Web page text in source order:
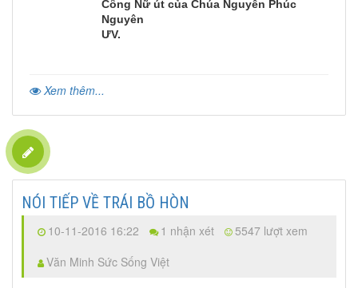
Công Nữ út của Chúa Nguyễn Phúc
Nguyên
ƯV.
Xem thêm...
NÓI TIẾP VỀ TRÁI BỒ HÒN
10-11-2016 16:22 1 nhận xét
5547 lượt xem
Văn Minh Sức Sống Việt